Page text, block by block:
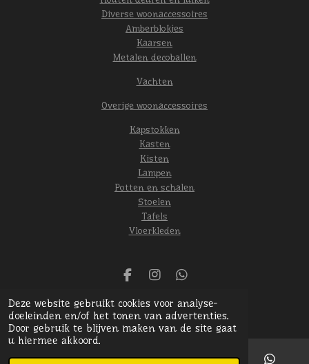
Deze website gebruikt cookies voor analyse-
doeleinden en/of het tonen van advertenties.
Door gebruik te blijven maken van de site gaat
u hiermee akkoord.
Diverse woonaccessoires
Amberblokjes
Kaarsen
Metalen decoballen
Vachten
Overige woonaccessoires
Kapstokken
Kasten
Kisten
Lampen
Potten en schalen
Stoelen
Tafels
Vloerkleden
F
c
e
b
o
I
s
t
a
r
W
a
t
s
p
Powered by JouwWeb